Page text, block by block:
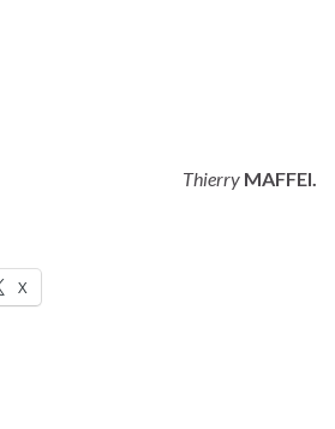
Thierry MAFFEI.
X